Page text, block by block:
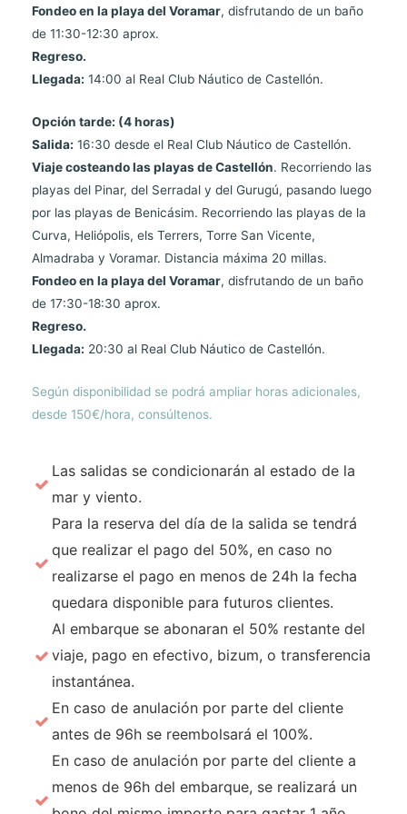
Fondeo en la playa del Voramar, disfrutando de un baño
de 11:30-12:30 aprox.
Regreso.
Llegada: 14:00 al Real Club Náutico de Castellón.
Opción tarde: (4 horas)
Salida: 16:30 desde el Real Club Náutico de Castellón.
Viaje costeando las playas de Castellón. Recorriendo las
playas del Pinar, del Serradal y del Gurugú, pasando luego
por las playas de Benicásim. Recorriendo las playas de la
Curva, Heliópolis, els Terrers, Torre San Vicente,
Almadraba y Voramar. Distancia máxima 20 millas.
Fondeo en la playa del Voramar, disfrutando de un baño
de 17:30-18:30 aprox.
Regreso.
Llegada: 20:30 al Real Club Náutico de Castellón.
Según disponibilidad se podrá ampliar horas adicionales,
desde 150€/hora, consúltenos.
Las salidas se condicionarán al estado de la
mar y viento.
Para la reserva del día de la salida se tendrá
que realizar el pago del 50%, en caso no
realizarse el pago en menos de 24h la fecha
quedara disponible para futuros clientes.
Al embarque se abonaran el 50% restante del
viaje, pago en efectivo, bizum, o transferencia
instantánea.
En caso de anulación por parte del cliente
antes de 96h se reembolsará el 100%.
En caso de anulación por parte del cliente a
menos de 96h del embarque, se realizará un